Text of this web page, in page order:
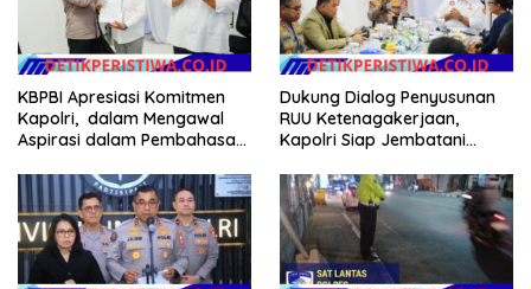
KBPBI Apresiasi Komitmen
Kapolri, dalam Mengawal
Aspirasi dalam Pembahasan
Dukung Dialog Penyusunan
RUU Ketenagakerjaan,
Kapolri Siap Jembatani